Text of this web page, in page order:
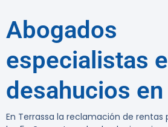
Abogados
especialistas
desahucios
En Terrassa la reclamación de